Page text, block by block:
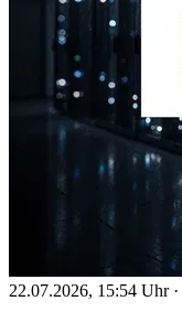
22.07.2026, 15:54 Uhr ·